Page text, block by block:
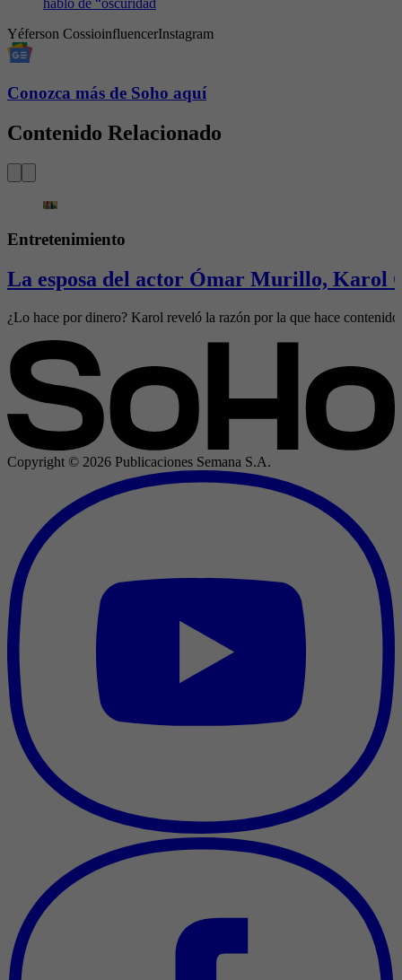
Yéferson CossioinfluencerInstagram
Conozca más de Soho aquí
Contenido Relacionado
Entretenimiento
La esposa del actor Ómar Murillo, Karol
¿Lo hace por dinero? Karol reveló la razón por la que hace
Copyright © 2026 Publicaciones Semana S.A.